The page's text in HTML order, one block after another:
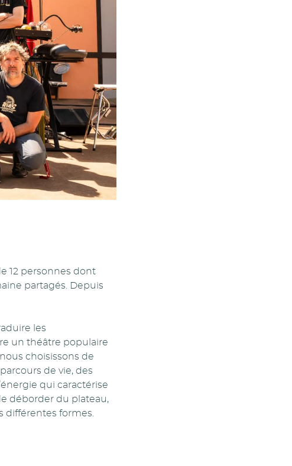
12 personnes dont
partagés. Depuis
les
un théâtre populaire
choisissons de
de vie, des
qui caractérise
déborder du plateau,
différentes formes.